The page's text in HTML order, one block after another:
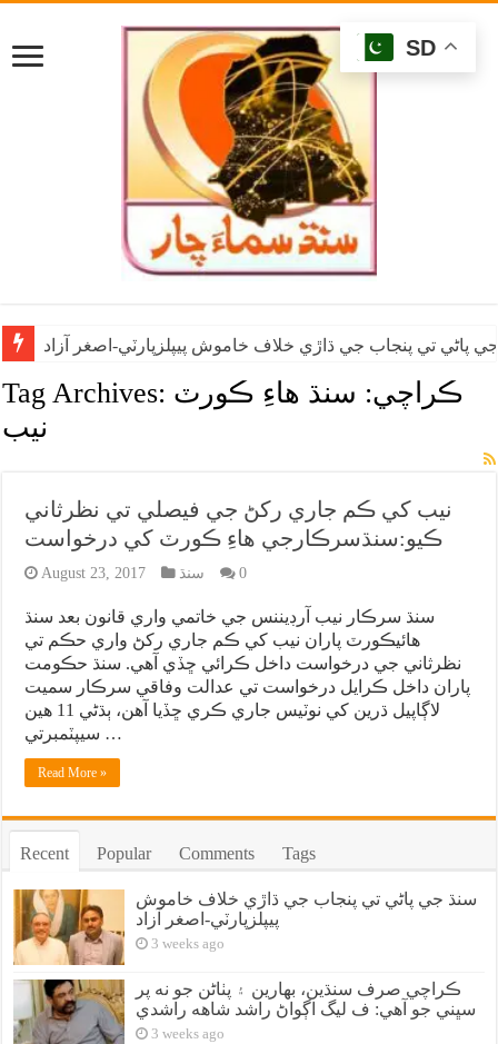
پاڻي تي پنجاب جي ڌاڙي خلاف خاموش پيپلزپارٽي-اصغر آزاد
Tag Archives: ڪراچي: سنڌ هاءِ ڪورٽ
نيب
نيب کي ڪم جاري رکڻ جي فيصلي تي نظرثاني
ڪيو:سنڌسرڪارجي هاءِ ڪورٽ کي درخواست
August 23, 2017 سنڌ 0
سنڌ سرڪار نيب آرڊيننس جي خاتمي واري قانون بعد سنڌ
هائيڪورٽ پاران نيب کي ڪم جاري رکڻ واري حڪم تي
نظرثاني جي درخواست داخل ڪرائي ڇڏي آهي. سنڌ حڪومت
پاران داخل ڪرايل درخواست تي عدالت وفاقي سرڪار سميت
لاڳاپيل ڌرين کي نوٽيس جاري ڪري ڇڏيا آهن، ٻڌڻي 11 هين
سيپٽمبرتي …
Read More »
Recent Popular Comments Tags
سنڌ جي پاڻي تي پنجاب جي ڌاڙي خلاف خاموش
پيپلزپارٽي-اصغر آزاد
3 weeks ago
ڪراچي صرف سنڌين، بهارين ۽ پٺاڻن جو نه پر
سڀني جو آهي: ف ليگ اڳواڻ راشد شاهه راشدي
3 weeks ago
SD